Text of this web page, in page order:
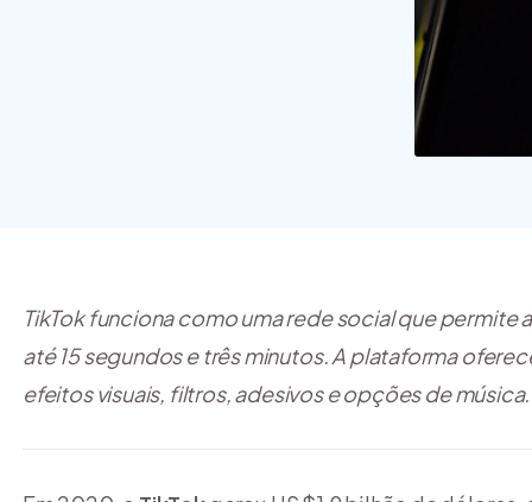
Como migrar de
plataforma de e-
TikTok funciona como uma rede social que
até 15 segundos e três minutos. A plataforma
efeitos visuais, filtros, adesivos e opções de música.